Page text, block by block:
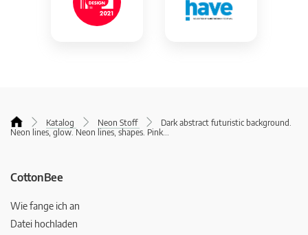
Katalog Neon Stoff
Dark abstract futuristic background.
Neon lines, glow. Neon lines, shapes. Pink...
CottonBee
Wie fange ich an
Datei hochladen